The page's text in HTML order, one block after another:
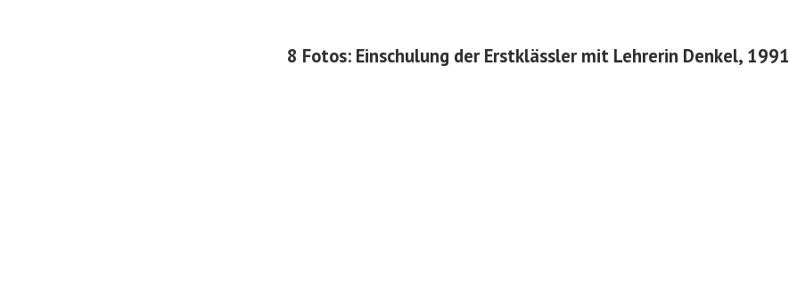
8 Fotos: Einschulung der Erstklässler mit Lehrerin Denkel, 1991